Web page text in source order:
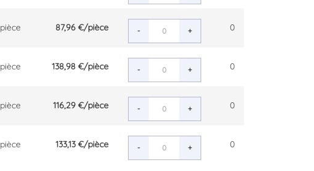
pièce 87,96 €/pièce - + 0
pièce 138,98 €/pièce - + 0
pièce 116,29 €/pièce - + 0
pièce 133,13 €/pièce - + 0